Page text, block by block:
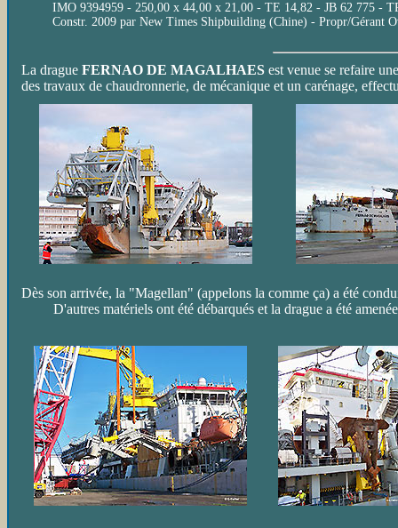
IMO 9394959 - 250,00 x 44,00 x 21,00 - TE 14,82 - JB 62 775 -
Constr. 2009 par New Times Shipbuilding (Chine) - Propr/Gérant
La drague FERNAO DE MAGALHAES est venue se refaire
des travaux de chaudronnerie, de mécanique et un carénage,
Dès son arrivée, la "Magellan" (appelons la comme ça) a été
D'autres matériels ont été débarqués et la drague a été amenée